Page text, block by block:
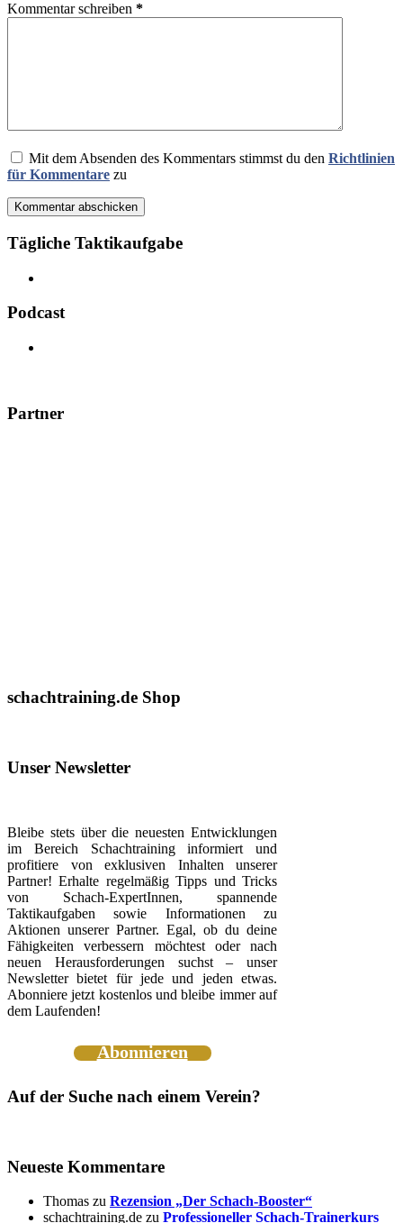
Kommentar schreiben *
Mit dem Absenden des Kommentars stimmst du den Richtlinien
für Kommentare zu
Kommentar abschicken
Tägliche Taktikaufgabe
Podcast
Partner
schachtraining.de Shop
Unser Newsletter
Bleibe stets über die neuesten Entwicklungen
im Bereich Schachtraining informiert und
profitiere von exklusiven Inhalten unserer
Partner! Erhalte regelmäßig Tipps und Tricks
von Schach-ExpertInnen, spannende
Taktikaufgaben sowie Informationen zu
Aktionen unserer Partner. Egal, ob du deine
Fähigkeiten verbessern möchtest oder nach
neuen Herausforderungen suchst – unser
Newsletter bietet für jede und jeden etwas.
Abonniere jetzt kostenlos und bleibe immer auf
dem Laufenden!
Abonnieren
Auf der Suche nach einem Verein?
Neueste Kommentare
Thomas zu Rezension „Der Schach-Booster“
schachtraining.de zu Professioneller Schach-Trainerkurs